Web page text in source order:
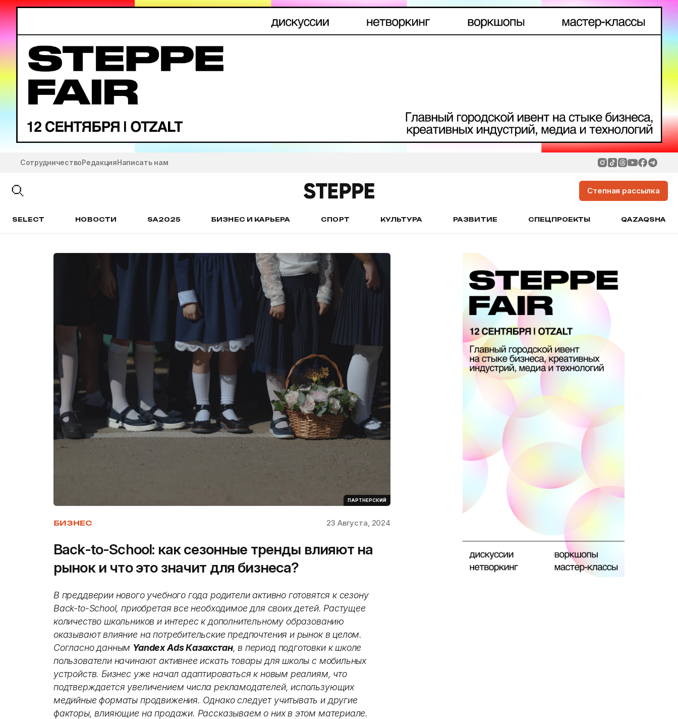
СотрудничествоРедакцияНаписать нам
Степная рассылка
SELECT НОВОСТИ SA2025 БИЗНЕС И КАРЬЕРА СПОРТ КУЛЬТУРА РАЗВИТИЕ СПЕЦПРОЕКТЫ QAZAQSHA
ПАРТНЕРСКИЙ
БИЗНЕС 23 Августа, 2024
Back-to-School: как сезонные тренды влияют на
рынок и что это значит для бизнеса?
В преддверии нового учебного года родители активно готовятся к сезону
Back-to-School, приобретая все необходимое для своих детей. Растущее
количество школьников и интерес к дополнительному образованию
оказывают влияние на потребительские предпочтения и рынок в целом.
Согласно данным Yandex Ads Казахстан, в период подготовки к школе
пользователи начинают активнее искать товары для школы с мобильных
устройств. Бизнес уже начал адаптироваться к новым реалиям, что
подтверждается увеличением числа рекламодателей, использующих
медийные форматы продвижения. Однако следует учитывать и другие
факторы, влияющие на продажи. Рассказываем о них в этом материале.